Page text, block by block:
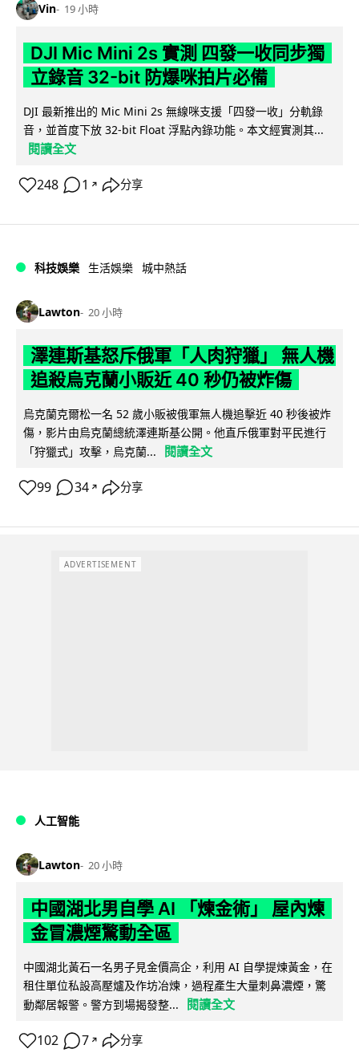
Vin 19 小時
DJI Mic Mini 2s 實測 四發一收同步獨
立錄音 32-bit 防爆咪拍片必備
DJI 最新推出的 Mic Mini 2s 無線咪支援「四發一收」分軌錄
音，並首度下放 32-bit Float 浮點內錄功能。本文經實測其...
閱讀全文
248 1 ↗ 分享
科技娛樂 生活娛樂 城中熱話
Lawton 20 小時
澤連斯基怒斥俄軍「人肉狩獵」 無人機
追殺烏克蘭小販近 40 秒仍被炸傷
烏克蘭克爾松一名 52 歲小販被俄軍無人機追擊近 40 秒後被炸
傷，影片由烏克蘭總統澤連斯基公開。他直斥俄軍對平民進行
「狩獵式」攻擊，烏克蘭...
閱讀全文
99 34 ↗ 分享
ADVERTISEMENT
人工智能
Lawton 20 小時
中國湖北男自學 AI 「煉金術」 屋內煉
金冒濃煙驚動全區
中國湖北黃石一名男子見金價高企，利用 AI 自學提煉黃金，在
租住單位私設高壓爐及作坊冶煉，過程產生大量刺鼻濃煙，驚
動鄰居報警。警方到場揭發整...
閱讀全文
102 7 ↗ 分享